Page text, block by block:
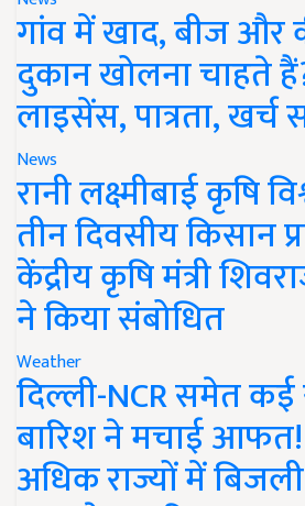
गांव में खाद, बीज और
दुकान खोलना चाहते
लाइसेंस, पात्रता,
News
रानी लक्ष्मीबाई कृषि
तीन दिवसीय किसान
केंद्रीय कृषि मंत्री
ने किया संबोधित
Weather
दिल्ली-NCR समेत कई
बारिश ने मचाई
अधिक राज्यों में